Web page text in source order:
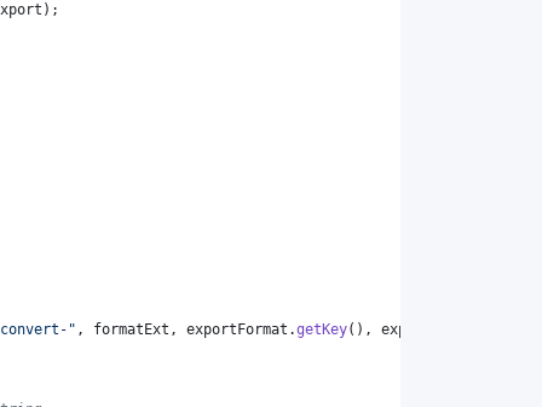
);
" , formatExt , exportFormat .getKey(), exportFormat